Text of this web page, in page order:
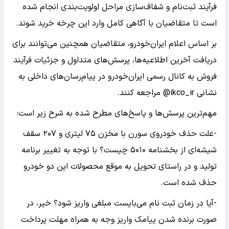
فرآیند ثبت‌نام و شفاف‌سازی مراحل اولویت‌بندی انجام شده
است تا متقاضیان با آگاهی کامل وارد این چرخه خرید شوند.
بر اساس اعلام ایران‌خودرو، متقاضیان همچنین می‌توانند برای
دریافت آخرین اطلاعیه‌ها، پرسش‌های متداول و جزئیات فرآیند
فروش به کانال رسمی ایران‌خودرو در پیام‌رسان‌های داخلی به
نشانی ikco_ir@ مراجعه کنند.
مهم‌ترین پرسش‌ها و پاسخ‌های مطرح شده به شرح زیر است:
-علت حذف خودروی سورن با مخزن ۷۵ لیتری و ۲۰۷ سقف
شیشه‌ای از بخشنامه ۵۰۱۰ چیست؟ با توجه به تغییر برنامه
تولید و در راستای تحویل به موقع محصولات این دو خودرو
حذف شده است.
-آیا در زمان ثبت نام می‌بایست مبلغی واریز شود؟ خیر، در
صورت برنده شدن پیامک واریز وجه به همراه مهلت پرداخت